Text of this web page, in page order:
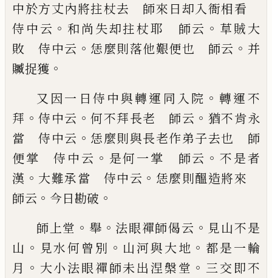
中於方丈內將拄杖去 師來日却入衙相看
侍中云 。 和尚失却拄杖耶 師云 。 草賊大
敗 侍中云 。 恁麼則落他艱便也 師云 。 并
贓捉獲 。
又因一日侍 中與轉運同入院 。轉運不
拜 。侍中云 。何不拜長老 師云 。 猶不肯永
當 侍中云 。 恁麼則與長老作弟子去也 師
便掌 侍中云 。 是何一掌 師云 。 不是者
漢 。 大難承當 侍中云 。 恁麼則醞造將來
師云 。 今日勘破 。
師上堂 。 舉 。 法眼禪師偈云 。 見山不是
山 。 見水何曾別 。 山河與大地 。 都是一輪
月 。 大小法眼禪師未出涅槃堂 。 三交即不